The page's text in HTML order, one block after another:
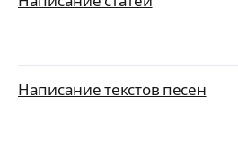
Написание текстов песен